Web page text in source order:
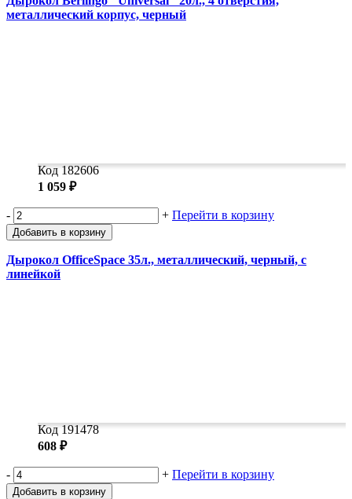
металлический корпус, черный
Код 182606
1 059 ₽
- + Перейти в корзину
Добавить в корзину
Дырокол OfficeSpace 35л., металлический, черный, с
линейкой
Код 191478
608 ₽
- + Перейти в корзину
Добавить в корзину